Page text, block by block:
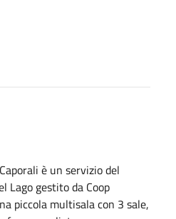
è un servizio del
Lago gestito da Coop
piccola multisala con 3 sale,